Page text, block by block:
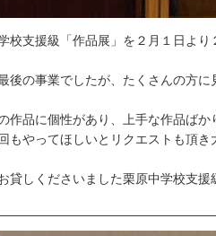
校支援級 「作品展 」 を ２ 月 １ 日よ り
後の事業でしたが、 た く さ んの方に
作品に個性があ り 、 上手な作品ばか
もやってほ しいと リ クエス ト も頂き
貸し く ださ いま した栗原中学校支援